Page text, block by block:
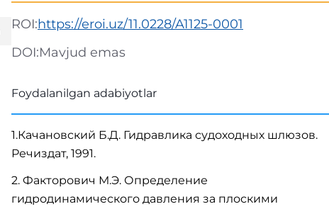
ROI:https://eroi.uz/11.0228/A1125-0001
DOI:Mavjud emas
Foydalanilgan adabiyotlar
1.Качановский Б.Д. Гидравлика судоходных шлюзов.
Речиздат, 1991.
2. Факторович М.Э. Определение
гидродинамического давления за плоскими